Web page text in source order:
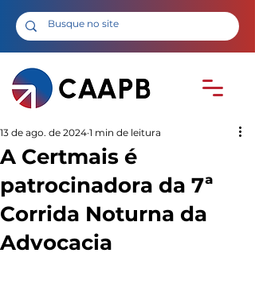
A Certmais é
patrocinadora da 7ª
Corrida Noturna da
Advocacia
13 de ago. de 2024 1 min de leitura